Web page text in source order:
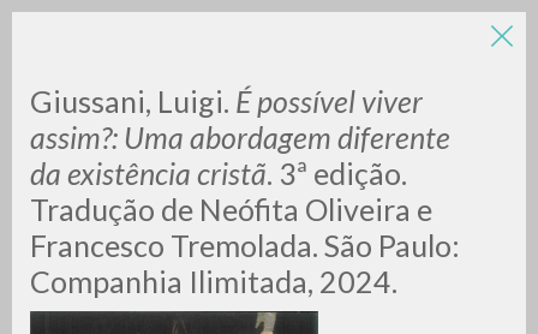
Giussani, Luigi. É possível viver
assim?: Uma abordagem diferente
da existência cristã. 3⁠ª edição.
Tradução de Neófita Oliveira e
Francesco Tremolada. São Paulo:
Companhia Ilimitada, 2024.
LUIGI
GIUSSANI
scritti